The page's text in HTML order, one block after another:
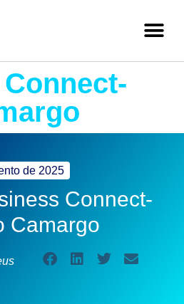
de 2025
Connect-
Camargo